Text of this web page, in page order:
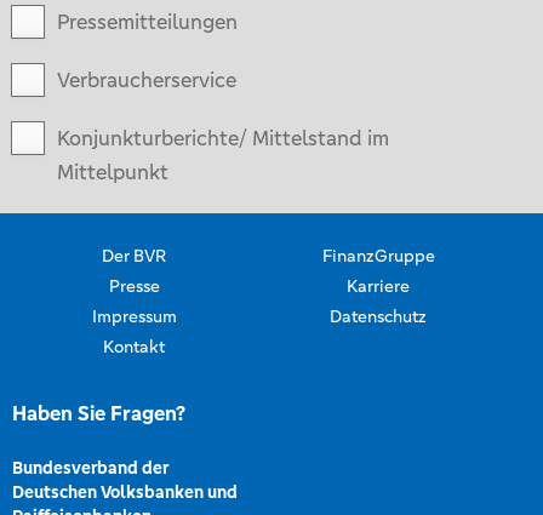
Pressemitteilungen
Verbraucherservice
Konjunkturberichte/ Mittelstand im
Mittelpunkt
Der BVR
FinanzGruppe
Presse
Karriere
Impressum
Datenschutz
Kontakt
Haben Sie Fragen?
Bundesverband der
Deutschen Volksbanken und